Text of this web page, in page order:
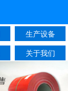
生产设备
关于我们